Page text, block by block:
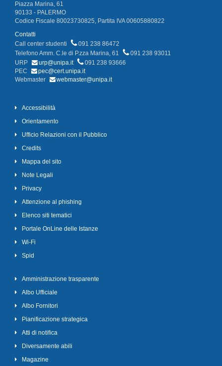
Piazza Marina, 61
90133 - PALERMO
Codice Fiscale 80023730825, Partita IVA 00605880822
Contatti
Call center studenti
091 238 86472
Telefono Amm. C.le di P.zza Marina, 61
091 238 93011
URP
urp@unipa.it
091 238 93666
PEC
pec@cert.unipa.it
Webmaster
webmaster@unipa.it
Accessibilità
Orientamento
Ufficio Relazioni con il Pubblico
Credits
Mappa del sito
Note Legali
Privacy
Attenzione al phishing
Elenco siti tematici
Portale OnLine delle Istanze
Wi-Fi
Spid
Amministrazione trasparente
Albo Ufficiale
Albo Fornitori
Pianificazione strategica
Atti di notifica
Diversamente abili
Magazine